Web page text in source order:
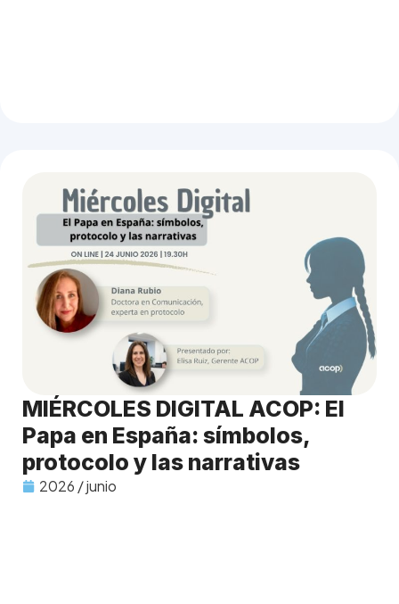
MIÉRCOLES DIGITAL ACOP: El
Papa en España: símbolos,
protocolo y las narrativas
2026 / junio